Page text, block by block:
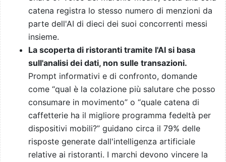
catena registra lo stesso numero di menzioni da
parte dell'AI di dieci dei suoi concorrenti messi
insieme.
La scoperta di ristoranti tramite l'AI si basa
sull'analisi dei dati, non sulle transazioni.
Prompt informativi e di confronto, domande
come “qual è la colazione più salutare che posso
consumare in movimento” o “quale catena di
caffetterie ha il migliore programma fedeltà per
dispositivi mobili?” guidano circa il 79% delle
risposte generate dall'intelligenza artificiale
relative ai ristoranti. I marchi devono vincere la